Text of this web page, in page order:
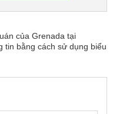
của Grenada tại
tin bằng cách sử dụng biểu